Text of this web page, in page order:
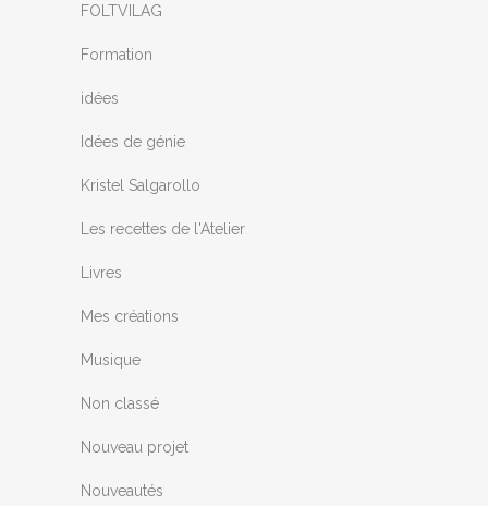
FOLTVILAG
Formation
idées
Idées de génie
Kristel Salgarollo
Les recettes de l'Atelier
Livres
Mes créations
Musique
Non classé
Nouveau projet
Nouveautés